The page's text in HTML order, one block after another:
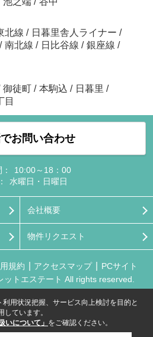
北線 / 日暮里舎人ライナー /
/ 南北線 / 日比谷線 / 銀座線 /
御徒町 / 本駒込 / 日暮里 /
目
お問い合わせ
10:00～18：00
水曜日・日曜日
会社概要
物件リクエスト
規約 アクセスマップ
PCサイト
トエステート All rights reserved.
用状況把握、サービス向上検討を目的と
ています。
いについて」 をご確認ください。